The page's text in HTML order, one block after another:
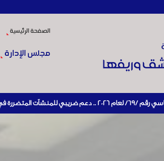
الصفحة الرئيسية
مجلس الإدارة